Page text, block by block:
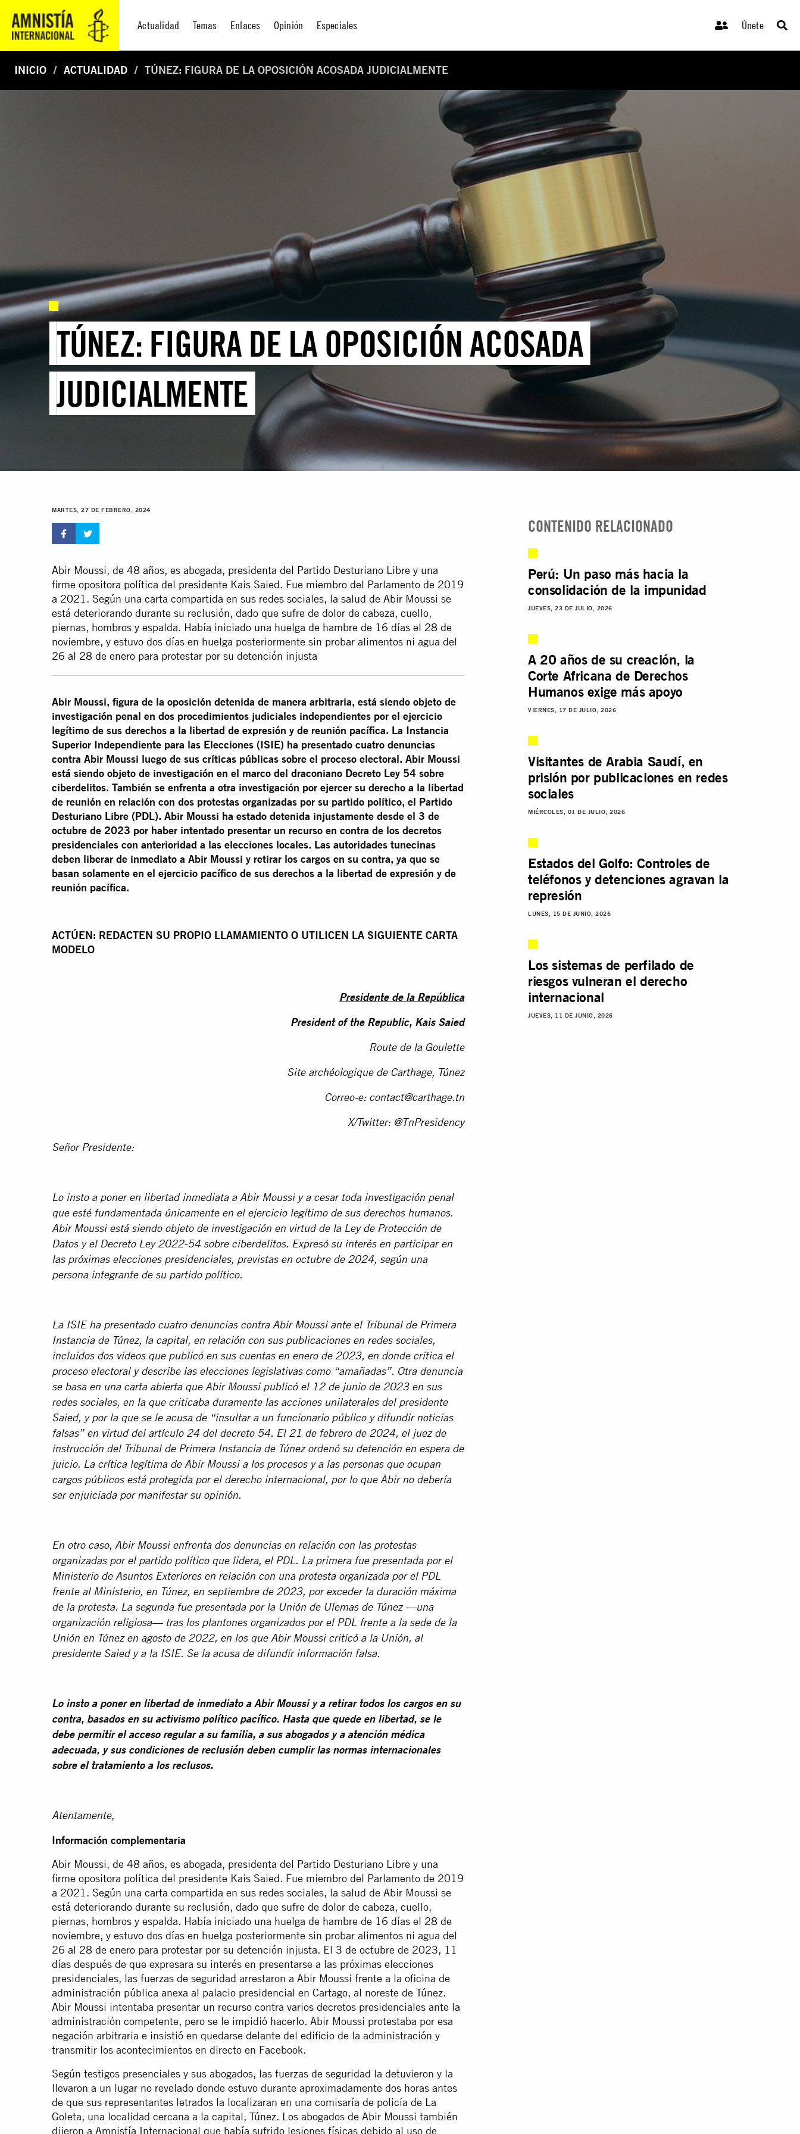
Actualidad Temas Enlaces Opinión Especiales Únete
INICIO ACTUALIDAD TÚNEZ: FIGURA DE LA OPOSICIÓN ACOSADA JUDICIALMENTE
TÚNEZ: FIGURA DE LA OPOSICIÓN ACOSADA
JUDICIALMENTE
MARTES, 27 DE FEBRERO, 2024
Abir Moussi, de 48 años, es abogada, presidenta del Partido Desturiano Libre y una
firme opositora política del presidente Kais Saied. Fue miembro del Parlamento de 2019
a 2021. Según una carta compartida en sus redes sociales, la salud de Abir Moussi se
está deteriorando durante su reclusión, dado que sufre de dolor de cabeza, cuello,
piernas, hombros y espalda. Había iniciado una huelga de hambre de 16 días el 28 de
noviembre, y estuvo dos días en huelga posteriormente sin probar alimentos ni agua del
26 al 28 de enero para protestar por su detención injusta
Abir Moussi, figura de la oposición detenida de manera arbitraria, está siendo objeto de
investigación penal en dos procedimientos judiciales independientes por el ejercicio
legítimo de sus derechos a la libertad de expresión y de reunión pacífica. La Instancia
Superior Independiente para las Elecciones (ISIE) ha presentado cuatro denuncias
contra Abir Moussi luego de sus críticas públicas sobre el proceso electoral. Abir Moussi
está siendo objeto de investigación en el marco del draconiano Decreto Ley 54 sobre
ciberdelitos. También se enfrenta a otra investigación por ejercer su derecho a la libertad
de reunión en relación con dos protestas organizadas por su partido político, el Partido
Desturiano Libre (PDL). Abir Moussi ha estado detenida injustamente desde el 3 de
octubre de 2023 por haber intentado presentar un recurso en contra de los decretos
presidenciales con anterioridad a las elecciones locales. Las autoridades tunecinas
deben liberar de inmediato a Abir Moussi y retirar los cargos en su contra, ya que se
basan solamente en el ejercicio pacífico de sus derechos a la libertad de expresión y de
reunión pacífica.
ACTÚEN: REDACTEN SU PROPIO LLAMAMIENTO O UTILICEN LA SIGUIENTE CARTA
MODELO
Presidente de la República
President of the Republic, Kais Saied
Route de la Goulette
Site archéologique de Carthage, Túnez
Correo-e: contact@carthage.tn
X/Twitter: @TnPresidency
Señor Presidente:
Lo insto a poner en libertad inmediata a Abir Moussi y a cesar toda investigación penal
que esté fundamentada únicamente en el ejercicio legítimo de sus derechos humanos.
Abir Moussi está siendo objeto de investigación en virtud de la Ley de Protección de
Datos y el Decreto Ley 2022-54 sobre ciberdelitos. Expresó su interés en participar en
las próximas elecciones presidenciales, previstas en octubre de 2024, según una
persona integrante de su partido político.
La ISIE ha presentado cuatro denuncias contra Abir Moussi ante el Tribunal de Primera
Instancia de Túnez, la capital, en relación con sus publicaciones en redes sociales,
incluidos dos videosque publicó en sus cuentas en enero de 2023, en donde critica el
proceso electoral y describe las elecciones legislativas como “amañadas”. Otra denuncia
se basa en una carta abiertaque Abir Moussi publicó el 12 de junio de 2023 en sus
redes sociales, en la que criticaba duramente las acciones unilaterales del presidente
Saied, y por la que se le acusa de “insultar a un funcionario público y difundir noticias
falsas” en virtud del artículo 24 del decreto 54. El 21 de febrero de 2024, el juez de
instrucción del Tribunal de Primera Instancia de Túnez ordenó su detención en espera de
juicio. La crítica legítima de Abir Moussi a los procesos y a las personas que ocupan
cargos públicos está protegida por el derecho internacional, por lo que Abir no debería
ser enjuiciada por manifestar su opinión.
En otro caso, Abir Moussi enfrenta dos denuncias en relación con las protestas
organizadas por el partido político que lidera, el PDL. La primera fue presentada por el
Ministerio de Asuntos Exteriores en relación con una protestaorganizada por el PDL
frente al Ministerio, en Túnez, en septiembre de 2023, por exceder la duración máxima
de la protesta. La segunda fue presentada por la Unión de Ulemas de Túnez —una
organización religiosa— tras los plantones organizados por el PDL frente a la sede de la
Unión en Túnez en agosto de 2022, en los que Abir Moussi criticó a la Unión, al
presidente Saied y a la ISIE. Se la acusa de difundir información falsa.
Lo insto a poner en libertad de inmediato a Abir Moussi y a retirar todos los cargos en su
contra, basados en su activismo político pacífico. Hasta que quede en libertad, se le
debe permitir el acceso regular a su familia, a sus abogados y a atención médica
adecuada, y sus condiciones de reclusión deben cumplir las normas internacionales
sobre el tratamiento a los reclusos.
Atentamente,
Información complementaria
Abir Moussi, de 48 años, es abogada, presidenta del Partido Desturiano Libre y una
firme opositora política del presidente Kais Saied. Fue miembro del Parlamento de 2019
a 2021. Según una carta compartida en sus redes sociales, la salud de Abir Moussi se
está deteriorando durante su reclusión, dado que sufre de dolor de cabeza, cuello,
piernas, hombros y espalda. Había iniciado una huelga de hambre de 16 días el 28 de
noviembre, y estuvo dos días en huelga posteriormente sin probar alimentos ni agua del
26 al 28 de enero para protestar por su detención injusta. El 3 de octubre de 2023, 11
días después de que expresara su interés en presentarse a las próximas elecciones
presidenciales, las fuerzas de seguridad arrestaron a Abir Moussi frente a la oficina de
administración pública anexa al palacio presidencial en Cartago, al noreste de Túnez.
Abir Moussi intentaba presentar un recurso contra varios decretos presidenciales ante la
administración competente, pero se le impidió hacerlo. Abir Moussi protestaba por esa
negación arbitraria e insistió en quedarse delante del edificio de la administración y
transmitir los acontecimientos en directo en Facebook.
Según testigos presenciales y sus abogados, las fuerzas de seguridad la detuvieron y la
llevaron a un lugar no revelado donde estuvo durante aproximadamente dos horas antes
de que sus representantes letrados la localizaran en una comisaría de policía de La
Goleta, una localidad cercana a la capital, Túnez. Los abogados de Abir Moussi también
dijeron a Amnistía Internacional que había sufrido lesiones físicas debido al uso de
CONTENIDO RELACIONADO
Perú: Un paso más hacia la
consolidación de la impunidad
JUEVES, 23 DE JULIO, 2026
A 20 años de su creación, la
Corte Africana de Derechos
Humanos exige más apoyo
VIERNES, 17 DE JULIO, 2026
Visitantes de Arabia Saudí, en
prisión por publicaciones en redes
sociales
MIÉRCOLES, 01 DE JULIO, 2026
Estados del Golfo: Controles de
teléfonos y detenciones agravan la
represión
LUNES, 15 DE JUNIO, 2026
Los sistemas de perfilado de
riesgos vulneran el derecho
internacional
JUEVES, 11 DE JUNIO, 2026